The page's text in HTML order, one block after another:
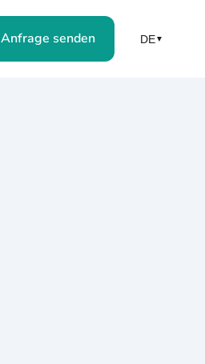
Anfrage senden DE▼